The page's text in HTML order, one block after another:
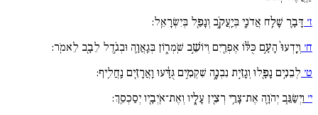
ז׳ דָּבָ֛ר שָׁלַ֥ח אֲדֹנָ֖י בְּיַֽעֲקֹ֑ב וְנָפַ֖ל בְּיִשְׂרָאֵֽל:
ח׳ וְיָֽדְעוּ֙ הָעָ֣ם כֻּלּ֔וֹ אֶפְרַ֖יִם וְיוֹשֵׁ֣ב שֹֽׁמְר֑וֹן בְּגַֽאֲוָ֛ה וּבְגֹ֥דֶל לֵבָ֖ב לֵאמֹֽר:
ט׳ לְבֵנִ֥ים נָפָ֖לוּ וְגָזִ֣ית נִבְנֶ֑ה שִׁקְמִ֣ים גֻּדָּ֔עוּ וַֽאֲרָזִ֖ים נַֽחֲלִֽיף:
י׳ וַיְשַׂגֵּ֧ב יְהֹוָ֛ה אֶת־צָרֵ֥י רְצִ֖ין עָלָ֑יו וְאֶת־אֹֽיְבָ֖יו יְסַכְסֵֽךְ: